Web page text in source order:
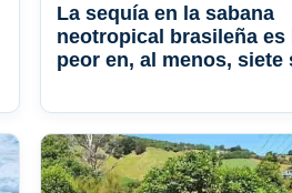
La sequía en la sabana
neotropical brasileña es
peor en, al menos, siete